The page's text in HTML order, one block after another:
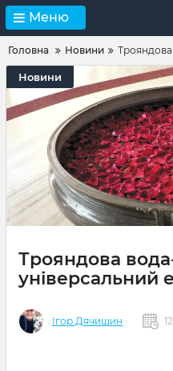
Меню
Головна Новини Трояндова
Новини
Трояндова
універсальний
Ігор Дячишин